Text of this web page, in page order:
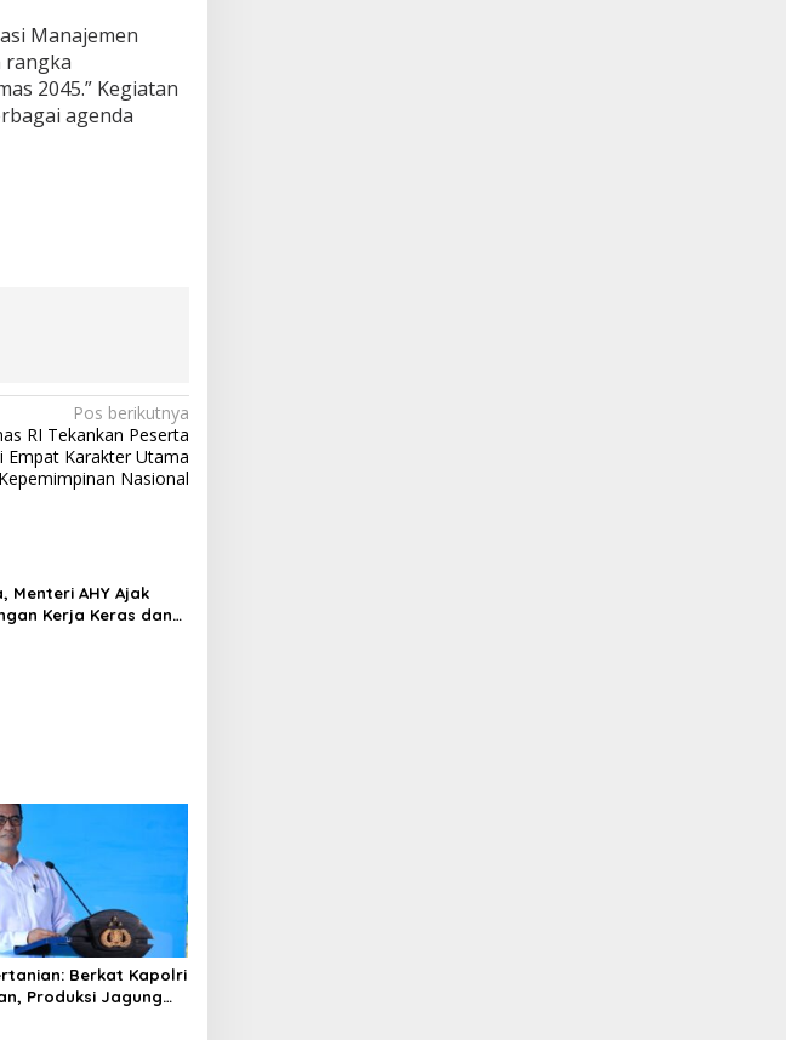
Manajemen
rangka
2045.” Kegiatan
agenda
Pos berikutnya
RI Tekankan Peserta
Empat Karakter Utama
Kepemimpinan Nasional
Menteri AHY Ajak
Kerja Keras dan
Berkat Kapolri
Produksi Jagung